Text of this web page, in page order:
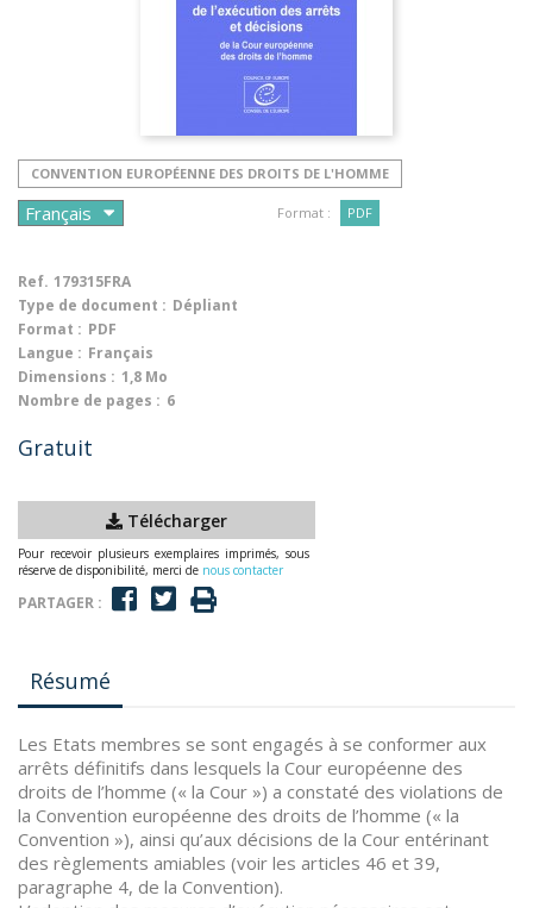
CONVENTION EUROPÉENNE DES DROITS DE L'HOMME
Format : PDF
Ref. 179315FRA
Type de document : Dépliant
Format : PDF
Langue : Français
Dimensions : 1,8 Mo
Nombre de pages : 6
Gratuit
Télécharger
Pour recevoir plusieurs exemplaires imprimés, sous
réserve de disponibilité, merci de nous contacter
PARTAGER :
Résumé
Les Etats membres se sont engagés à se conformer aux
arrêts définitifs dans lesquels la Cour européenne des
droits de l’homme (« la Cour ») a constaté des violations de
la Convention européenne des droits de l’homme (« la
Convention »), ainsi qu’aux décisions de la Cour entérinant
des règlements amiables (voir les articles 46 et 39,
paragraphe 4, de la Convention).